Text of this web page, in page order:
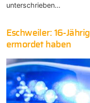
unterschrieben…
Eschweiler: 16-
ermordet haben